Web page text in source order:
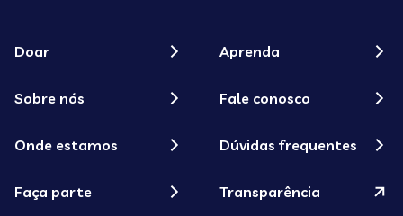
Doar
Sobre nós
Onde estamos
Faça parte
Aprenda
Fale conosco
Dúvidas frequentes
Transparência